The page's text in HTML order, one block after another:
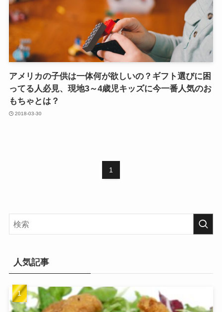
アメリカの子供は一体何が欲しいの？ギフト選びに困
ってる人必見、現地3～4歳児キッズに今一番人気のお
もちゃとは？
2018-03-30
1
人気記事